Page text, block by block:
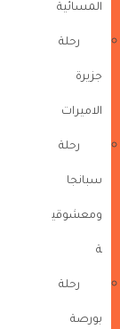
المسائية
رحلة
جزيرة
الاميرات
رحلة
سبانجا
ومعشوقي
ة
رحلة
بورصة